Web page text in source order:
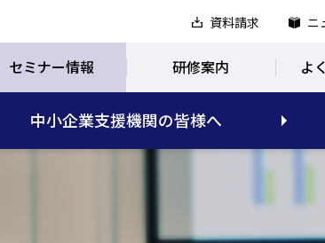
資料請求 ニ
セミナー情報 研修案内 よ
中小企業支援機関の皆様へ